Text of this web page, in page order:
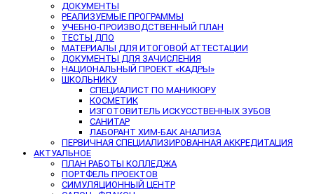
ДОКУМЕНТЫ
РЕАЛИЗУЕМЫЕ ПРОГРАММЫ
УЧЕБНО-ПРОИЗВОДСТВЕННЫЙ ПЛАН
ТЕСТЫ ДПО
МАТЕРИАЛЫ ДЛЯ ИТОГОВОЙ АТТЕСТАЦИИ
ДОКУМЕНТЫ ДЛЯ ЗАЧИСЛЕНИЯ
НАЦИОНАЛЬНЫЙ ПРОЕКТ «КАДРЫ»
ШКОЛЬНИКУ
СПЕЦИАЛИСТ ПО МАНИКЮРУ
КОСМЕТИК
ИЗГОТОВИТЕЛЬ ИСКУССТВЕННЫХ ЗУБОВ
САНИТАР
ЛАБОРАНТ ХИМ-БАК АНАЛИЗА
ПЕРВИЧНАЯ СПЕЦИАЛИЗИРОВАННАЯ АККРЕДИТАЦИЯ
АКТУАЛЬНОЕ
ПЛАН РАБОТЫ КОЛЛЕДЖА
ПОРТФЕЛЬ ПРОЕКТОВ
СИМУЛЯЦИОННЫЙ ЦЕНТР